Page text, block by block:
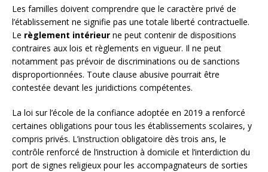
Les familles doivent comprendre que le caractère privé de
l’établissement ne signifie pas une totale liberté contractuelle.
Le règlement intérieur ne peut contenir de dispositions
contraires aux lois et règlements en vigueur. Il ne peut
notamment pas prévoir de discriminations ou de sanctions
disproportionnées. Toute clause abusive pourrait être
contestée devant les juridictions compétentes.
La loi sur l’école de la confiance adoptée en 2019 a renforcé
certaines obligations pour tous les établissements scolaires, y
compris privés. L’instruction obligatoire dès trois ans, le
contrôle renforcé de l’instruction à domicile et l’interdiction du
port de signes religieux pour les accompagnateurs de sorties